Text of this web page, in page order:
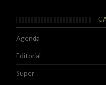
Agenda
Editorial
Super